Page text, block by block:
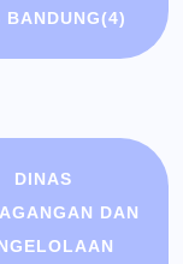
BANDUNG(4)
DINAS
DAN